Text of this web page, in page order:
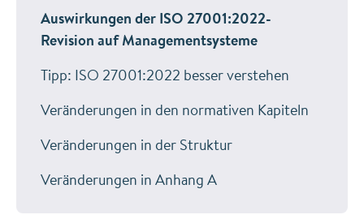
Auswirkungen der ISO 27001:2022-
Revision auf Managementsysteme
Tipp: ISO 27001:2022 besser verstehen
Veränderungen in den normativen Kapiteln
Veränderungen in der Struktur
Veränderungen in Anhang A